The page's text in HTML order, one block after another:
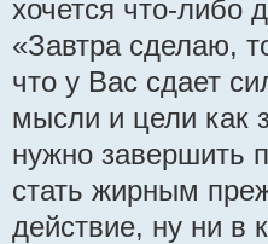
хочется что-либо
«Завтра сделаю,
что у Вас сдает
мысли и цели как
нужно завершить
стать жирным
действие, ну ни в